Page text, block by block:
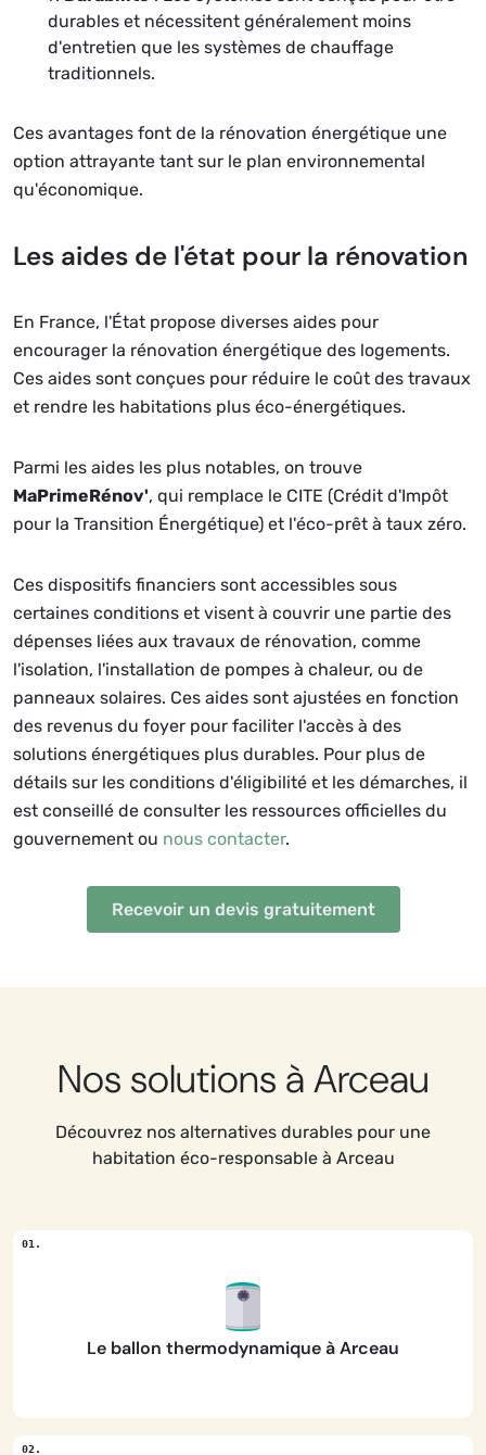
durables et nécessitent généralement moins
d'entretien que les systèmes de chauffage
traditionnels.
Ces avantages font de la rénovation énergétique une
option attrayante tant sur le plan environnemental
qu'économique.
Les aides de l'état pour la rénovation
En France, l'État propose diverses aides pour
encourager la rénovation énergétique des logements.
Ces aides sont conçues pour réduire le coût des travaux
et rendre les habitations plus éco-énergétiques.
Parmi les aides les plus notables, on trouve
MaPrimeRénov', qui remplace le CITE (Crédit d'Impôt
pour la Transition Énergétique) et l'éco-prêt à taux zéro.
Ces dispositifs financiers sont accessibles sous
certaines conditions et visent à couvrir une partie des
dépenses liées aux travaux de rénovation, comme
l'isolation, l'installation de pompes à chaleur, ou de
panneaux solaires. Ces aides sont ajustées en fonction
des revenus du foyer pour faciliter l'accès à des
solutions énergétiques plus durables. Pour plus de
détails sur les conditions d'éligibilité et les démarches, il
est conseillé de consulter les ressources officielles du
gouvernement ou nous contacter.
Recevoir un devis gratuitement
Nos solutions à Arceau
Découvrez nos alternatives durables pour une
habitation éco-responsable à Arceau
Le ballon thermodynamique à Arceau